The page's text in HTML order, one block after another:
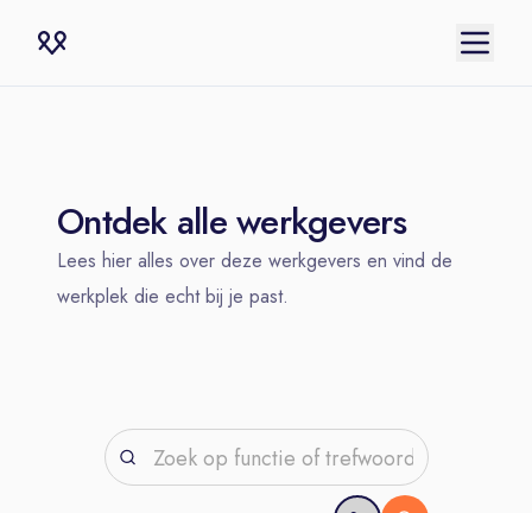
Ontdek alle werkgevers
Lees hier alles over deze werkgevers en vind de
werkplek die echt bij je past.